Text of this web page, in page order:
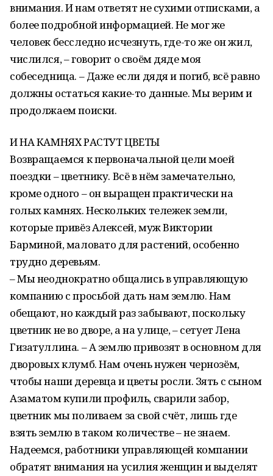
внимания. И нам ответят не сухими отписками, а
более подробной информацией. Не мог же
человек бесследно исчезнуть, где-то же он жил,
числился, – говорит о своём дяде моя
собеседница. – Даже если дядя и погиб, всё равно
должны остаться какие-то данные. Мы верим и
продолжаем поиски.
И НА КАМНЯХ РАСТУТ ЦВЕТЫ
Возвращаемся к первоначальной цели моей
поездки – цветнику. Всё в нём замечательно,
кроме одного – он выращен практически на
голых камнях. Нескольких тележек земли,
которые привёз Алексей, муж Виктории
Барминой, маловато для растений, особенно
трудно деревьям.
– Мы неоднократно общались в управляющую
компанию с просьбой дать нам землю. Нам
обещают, но каждый раз забывают, поскольку
цветник не во дворе, а на улице, – сетует Лена
Гизатуллина. – А землю привозят в основном для
дворовых клумб. Нам очень нужен чернозём,
чтобы наши деревца и цветы росли. Зять с сыном
Азаматом купили профиль, сварили забор,
цветник мы поливаем за свой счёт, лишь где
взять землю в таком количестве – не знаем.
Надеемся, работники управляющей компании
обратят внимания на усилия женщин и выделят